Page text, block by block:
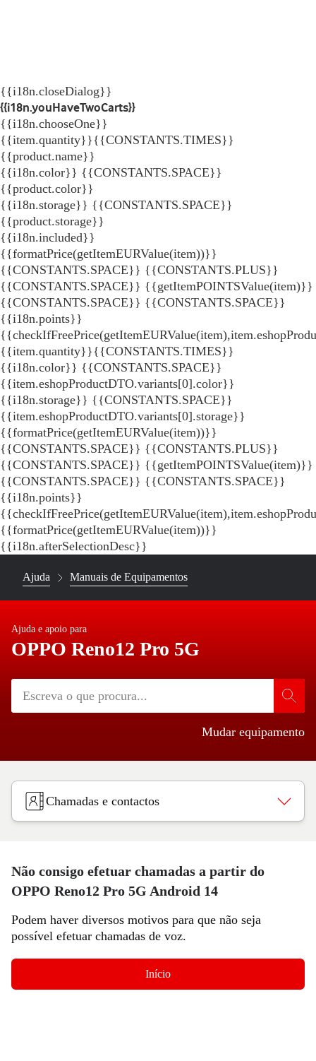
{{i18n.closeDialog}}
{{i18n.youHaveTwoCarts}}
{{i18n.chooseOne}}
{{item.quantity}}{{CONSTANTS.TIMES}}
{{product.name}}
{{i18n.color}} {{CONSTANTS.SPACE}}
{{product.color}}
{{i18n.storage}} {{CONSTANTS.SPACE}}
{{product.storage}}
{{i18n.included}}
{{formatPrice(getItemEURValue(item))}}
{{CONSTANTS.SPACE}} {{CONSTANTS.PLUS}}
{{CONSTANTS.SPACE}} {{getItemPOINTSValue(item)}}
{{CONSTANTS.SPACE}} {{CONSTANTS.SPACE}}
{{i18n.points}}
{{item.quantity}}{{CONSTANTS.TIMES}}
{{i18n.color}} {{CONSTANTS.SPACE}}
{{item.eshopProductDTO.variants[0].color}}
{{i18n.storage}} {{CONSTANTS.SPACE}}
{{item.eshopProductDTO.variants[0].storage}}
{{formatPrice(getItemEURValue(item))}}
{{CONSTANTS.SPACE}} {{CONSTANTS.PLUS}}
{{CONSTANTS.SPACE}} {{getItemPOINTSValue(item)}}
{{CONSTANTS.SPACE}} {{CONSTANTS.SPACE}}
{{i18n.points}}
{{formatPrice(getItemEURValue(item))}}
{{i18n.afterSelectionDesc}}
Ajuda Manuais de Equipamentos
Ajuda e apoio para
OPPO Reno12 Pro 5G
Mudar equipamento
Chamadas e contactos
Não consigo efetuar chamadas a partir do
OPPO Reno12 Pro 5G Android 14
Podem haver diversos motivos para que não seja
possível efetuar chamadas de voz.
Início